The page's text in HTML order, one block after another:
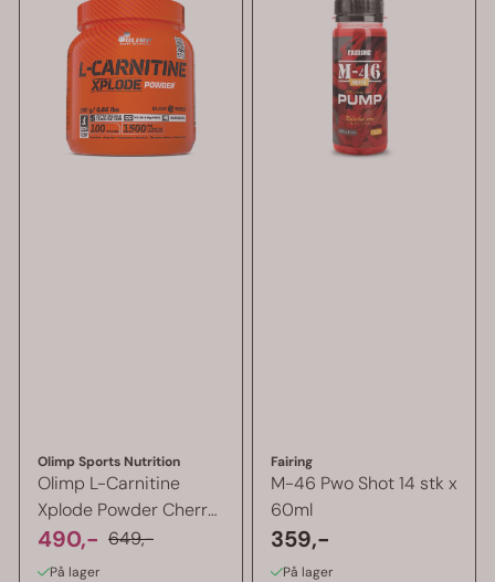
Olimp Sports Nutrition
Olimp L-Carnitine
Xplode Powder Cherry,
300g. BF ...
490,- 649,-
På lager
Fairing
M-46 Pwo Shot 14 stk x
60ml
359,-
På lager